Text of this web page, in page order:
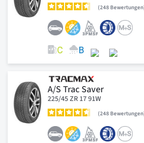
248 Bewertungen
A/S Trac Saver
225/45 ZR 17 91W
248 Bewertungen